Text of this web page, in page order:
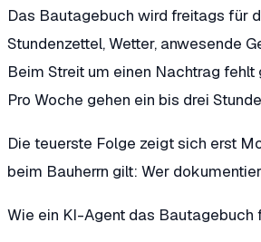
Das Bautagebuch wird freitags für
Stundenzettel, Wetter, anwesende
Beim Streit um einen Nachtrag
Pro Woche gehen ein bis drei
Die teuerste Folge zeigt sich erst
beim Bauherrn gilt: Wer
Wie ein KI-Agent das Bautagebuch